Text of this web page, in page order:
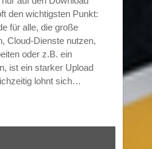
den wichtigsten Punkt:
für alle, die große
Cloud-Dienste nutzen,
oder z.B. ein
ist ein starker Upload
lohnt sich…